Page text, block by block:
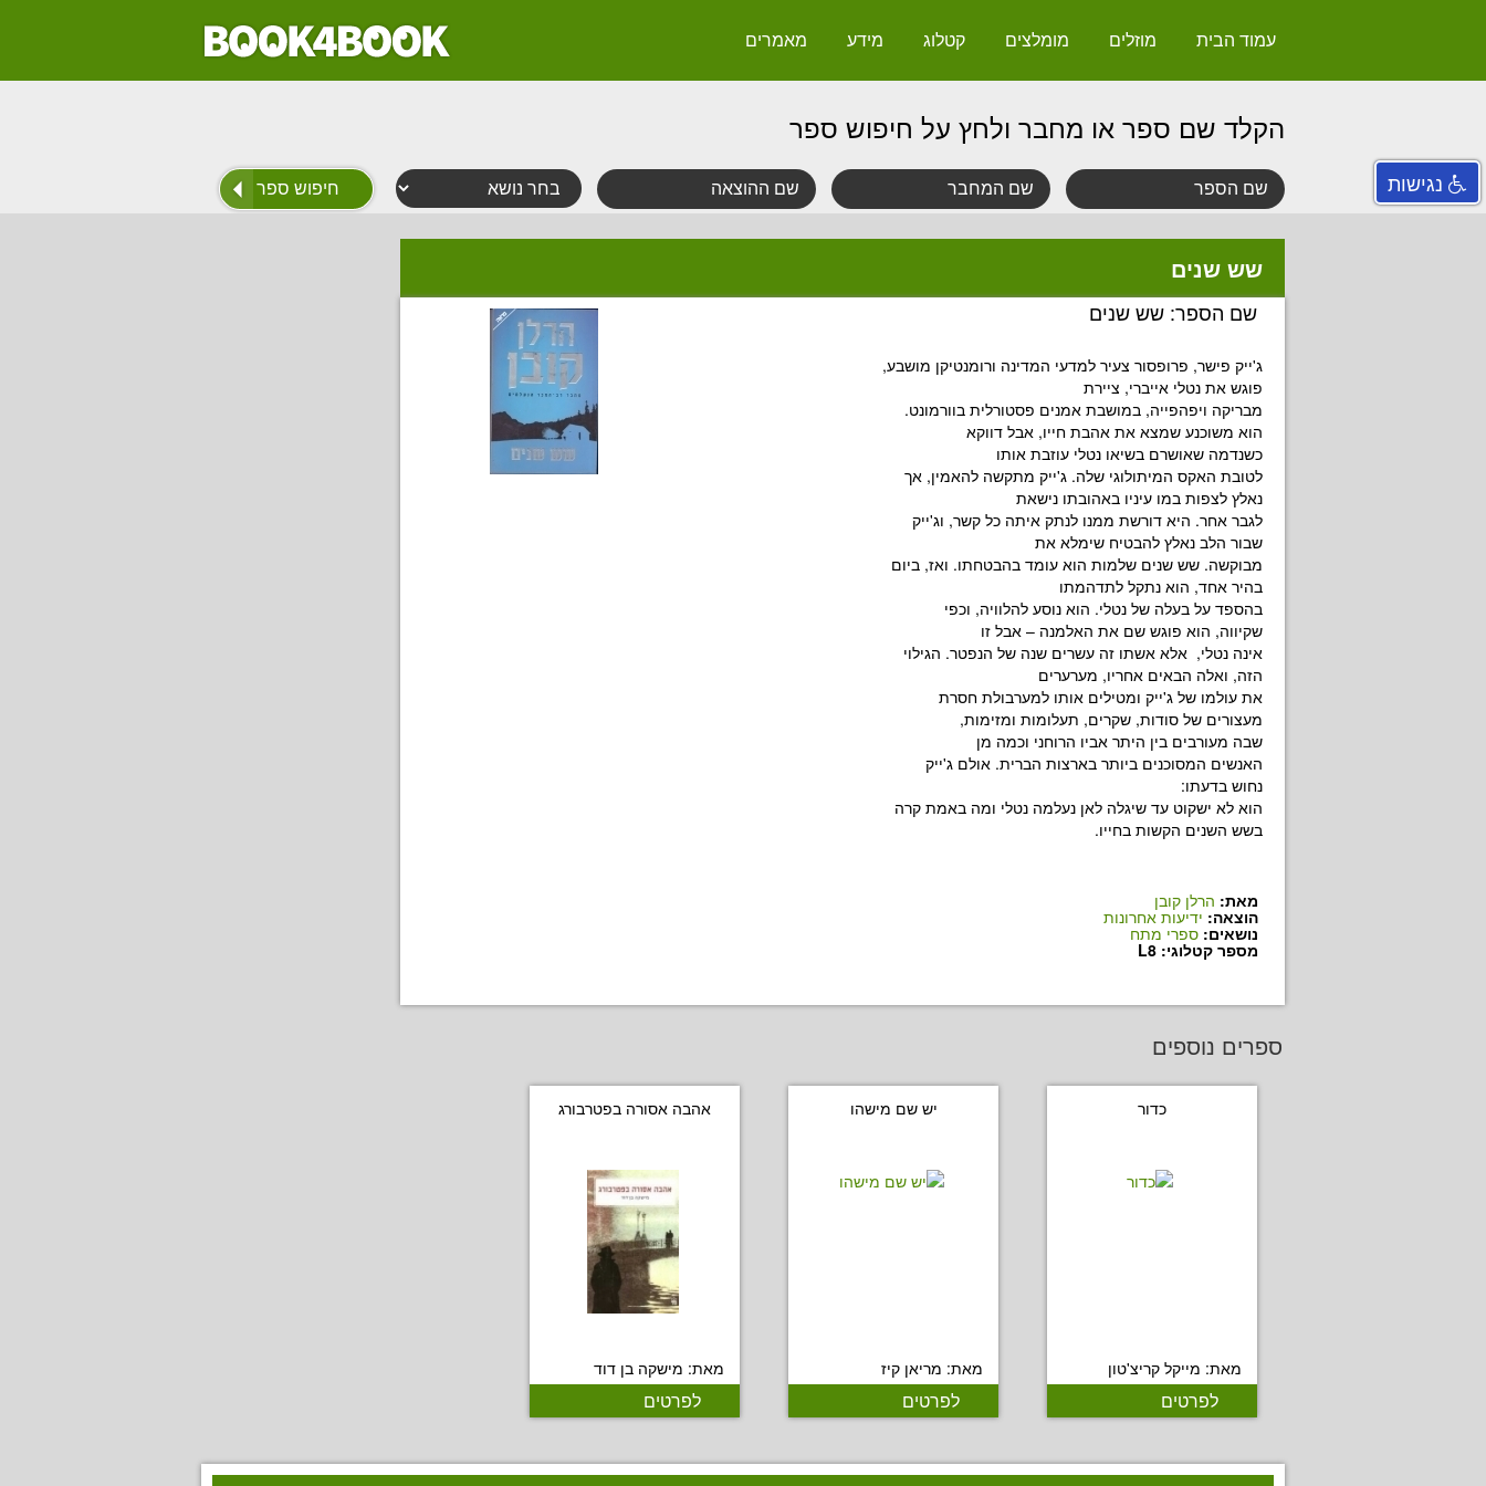
עמוד הבית מוזלים מומלצים קטלוג מידע מאמרים
הקלד שם ספר או מחבר ולחץ על חיפוש ספר
שש שנים
שם הספר: שש שנים
ג'ייק פישר, פרופסור צעיר למדעי המדינה ורומנטיקן מושבע,
פוגש את נטלי אייברי, ציירת
מבריקה ויפהפייה, במושבת אמנים פסטורלית בוורמונט.
הוא משוכנע שמצא את אהבת חייו, אבל דווקא
כשנדמה שאושרם בשיאו נטלי עוזבת אותו
לטובת האקס המיתולוגי שלה. ג'ייק מתקשה להאמין, אך
נאלץ לצפות במו עיניו באהובתו נישאת
לגבר אחר. היא דורשת ממנו לנתק איתה כל קשר, וג'ייק
שבור הלב נאלץ להבטיח שימלא את
מבוקשה. שש שנים שלמות הוא עומד בהבטחתו. ואז, ביום
בהיר אחד, הוא נתקל לתדהמתו
בהספד על בעלה של נטלי. הוא נוסע להלוויה, וכפי
שקיווה, הוא פוגש שם את האלמנה – אבל זו
אינה נטלי, אלא אשתו זה עשרים שנה של הנפטר. הגילוי
הזה, ואלה הבאים אחריו, מערערים
את עולמו של ג'ייק ומטילים אותו למערבולת חסרת
מעצורים של סודות, שקרים, תעלומות ומזימות,
שבה מעורבים בין היתר אביו הרוחני וכמה מן
האנשים המסוכנים ביותר בארצות הברית. אולם ג'ייק
נחוש בדעתו:
הוא לא ישקוט עד שיגלה לאן נעלמה נטלי ומה באמת קרה
בשש השנים הקשות בחייו.
מאת: הרלן קובן
הוצאה: ידיעות אחרונות
נושאים: ספרי מתח
מספר קטלוגי: L8
ספרים נוספים
כדור
מאת: מייקל קריצ'טון
לפרטים
יש שם מישהו
מאת: מריאן קיז
לפרטים
אהבה אסורה בפטרבורג
מאת: מישקה בן דוד
לפרטים
נגישות